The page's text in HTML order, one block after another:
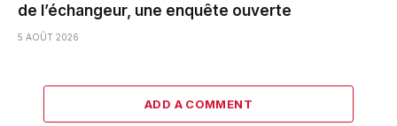
de l’échangeur, une enquête ouverte
5 AOÛT 2026
ADD A COMMENT